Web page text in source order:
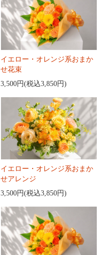
イエロー・オレンジ系おまか
せ花束
3,500円(税込3,850円)
イエロー・オレンジ系おまか
せアレンジ
3,500円(税込3,850円)